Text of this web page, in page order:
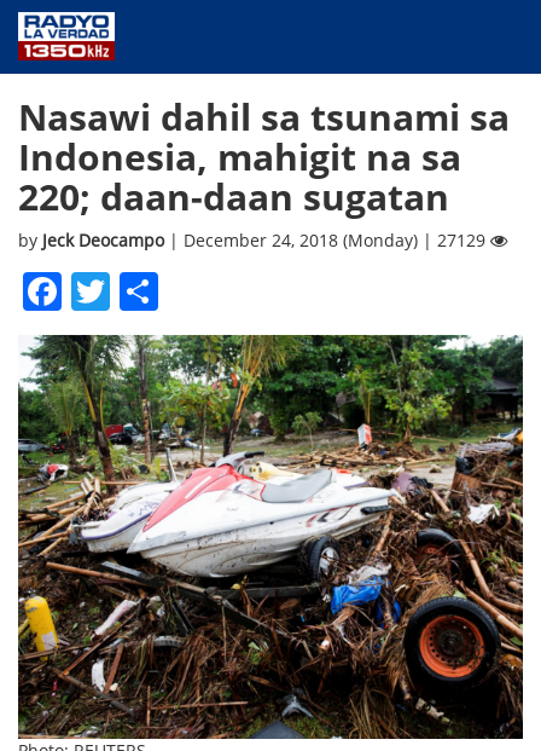
PUBLIC SERVICE
ANNOUNCEMENTS
PROGRAMS
ABOUT
Nasawi dahil sa tsunami sa
Indonesia, mahigit na sa
220; daan-daan sugatan
by Jeck Deocampo | December 24, 2018 (Monday) | 27129
Facebook
Twitter